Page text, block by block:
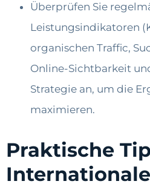
Überprüfen Sie
Leistungsindikatoren
organischen Traffic,
Online-Sichtbarkeit
Strategie an, um die
maximieren.
Praktische